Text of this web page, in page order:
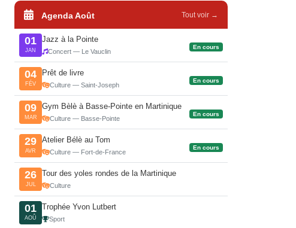
Agenda Août Tout voir →
01
JAN
Jazz à la Pointe
Concert — Le Vauclin
En cours
04
FÉV
Prêt de livre
Culture — Saint-Joseph
En cours
09
MAR
Gym Bèlè à Basse-Pointe en Martinique
Culture — Basse-Pointe
En cours
29
AVR
Atelier Bélè au Tom
Culture — Fort-de-France
En cours
26
JUL
Tour des yoles rondes de la Martinique
Culture
01
AOÛ
Trophée Yvon Lutbert
Sport